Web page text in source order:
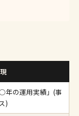
○年の運用実績」(事
)